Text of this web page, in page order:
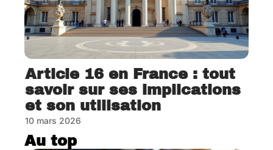
Article 16 en France : tout
savoir sur ses implications
et son utilisation
10 mars 2026
Au top